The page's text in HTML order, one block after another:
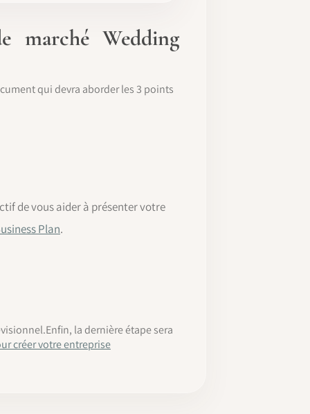
marché Wedding
qui devra aborder les 3 points
de vous aider à présenter votre
Plan.
la dernière étape sera
créer votre entreprise